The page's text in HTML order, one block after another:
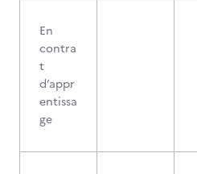
En
contra
t
d’appr
entissa
ge